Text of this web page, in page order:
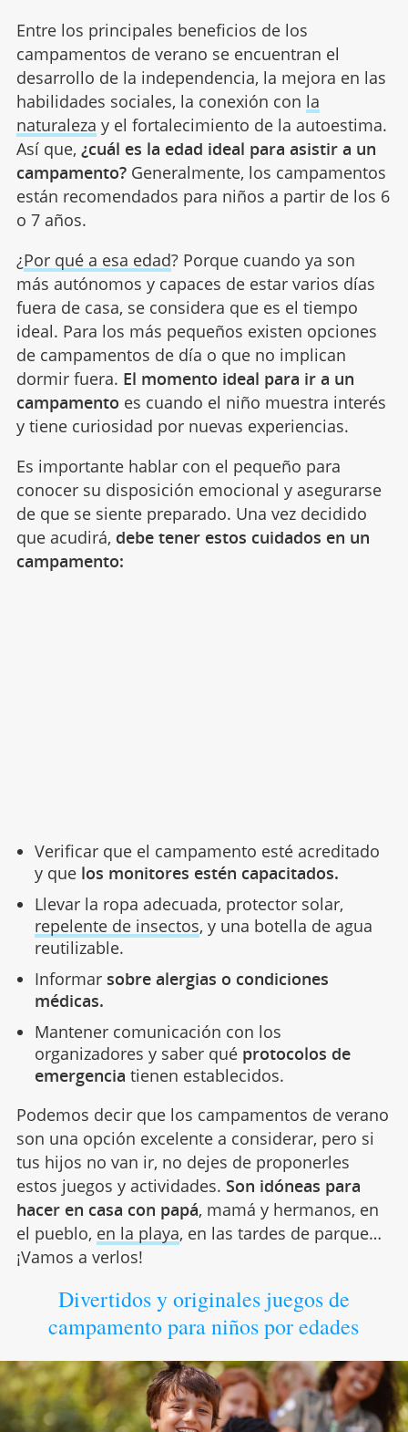
Entre los principales beneficios de los
campamentos de verano se encuentran el
desarrollo de la independencia, la mejora en las
habilidades sociales, la conexión con la
naturaleza y el fortalecimiento de la autoestima.
Así que, ¿cuál es la edad ideal para asistir a un
campamento?Generalmente, los campamentos
están recomendados para niños a partir de los 6
o 7 años.
¿Por qué a esa edad? Porque cuando ya son
más autónomos y capaces de estar varios días
fuera de casa, se considera que es el tiempo
ideal. Para los más pequeños existen opciones
de campamentos de día o que no implican
dormir fuera. El momento ideal para ir a un
campamento es cuando el niño muestra interés
y tiene curiosidad por nuevas experiencias.
Es importante hablar con el pequeño para
conocer su disposición emocional y asegurarse
de que se siente preparado. Una vez decidido
que acudirá, debe tener estos cuidados en un
campamento:
Verificar que el campamento esté acreditado
y que los monitores estén capacitados.
Llevar la ropa adecuada, protector solar,
repelente de insectos, y una botella de agua
reutilizable.
Informar sobre alergias o condiciones
médicas.
Mantener comunicación con los
organizadores y saber qué protocolos de
emergencia tienen establecidos.
Podemos decir que los campamentos de verano
son una opción excelente a considerar, pero si
tus hijos no van ir, no dejes de proponerles
estos juegos y actividades. Son idóneas para
hacer en casa con papá, mamá y hermanos, en
el pueblo, en la playa, en las tardes de parque…
¡Vamos a verlos!
Divertidos y originales juegos de
campamento para niños por edades